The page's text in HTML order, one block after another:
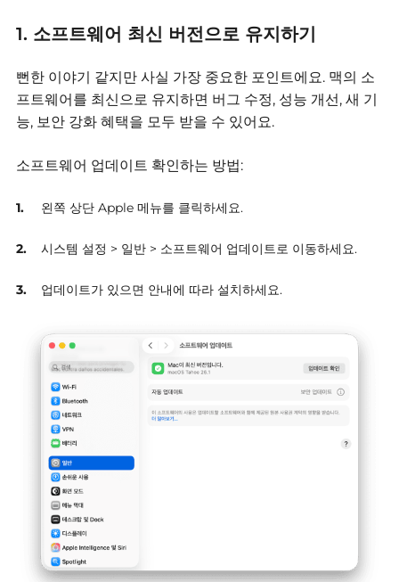
1. 소프트웨어 최신 버전으로 유지하기
뻔한 이야기 같지만 사실 가장 중요한 포인트에요. 맥의 소
프트웨어를 최신으로 유지하면 버그 수정, 성능 개선, 새 기
능, 보안 강화 혜택을 모두 받을 수 있어요.
소프트웨어 업데이트 확인하는 방법:
왼쪽 상단 Apple 메뉴를 클릭하세요.
시스템 설정 > 일반 > 소프트웨어 업데이트로 이동하세요.
업데이트가 있으면 안내에 따라 설치하세요.